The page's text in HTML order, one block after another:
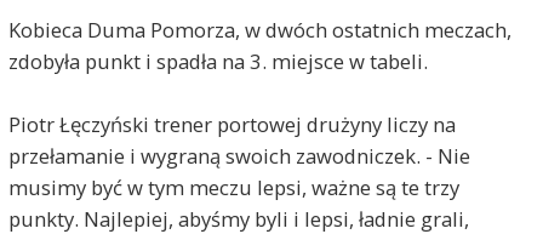
Kobieca Duma Pomorza, w dwóch ostatnich meczach,
zdobyła punkt i spadła na 3. miejsce w tabeli.
Piotr Łęczyński trener portowej drużyny liczy na
przełamanie i wygraną swoich zawodniczek. - Nie
musimy być w tym meczu lepsi, ważne są te trzy
punkty. Najlepiej, abyśmy byli i lepsi, ładnie grali,